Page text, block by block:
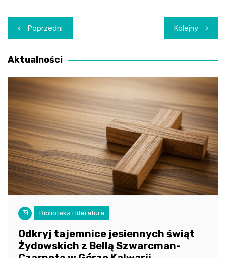
Nawigacja
wpisu
Poprzedni Kolejny
Aktualności
Biblioteka i literatura
Odkryj tajemnice jesiennych świąt
Żydowskich z Bellą Szwarcman-